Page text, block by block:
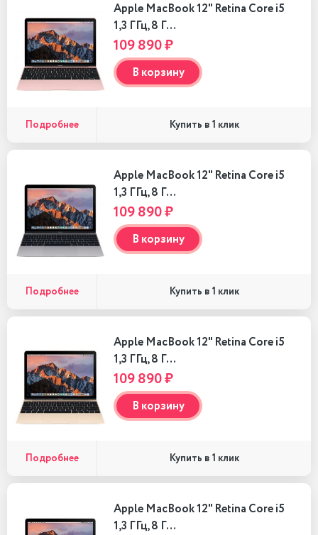
Apple MacBook 12" Retina Core i5
1,3 ГГц, 8 Г…
109 890 ₽
В корзину
Подробнее Купить в 1 клик
Apple MacBook 12" Retina Core i5
1,3 ГГц, 8 Г…
109 890 ₽
В корзину
Подробнее Купить в 1 клик
Apple MacBook 12" Retina Core i5
1,3 ГГц, 8 Г…
109 890 ₽
В корзину
Подробнее Купить в 1 клик
Apple MacBook 12" Retina Core i5
1,3 ГГц, 8 Г…